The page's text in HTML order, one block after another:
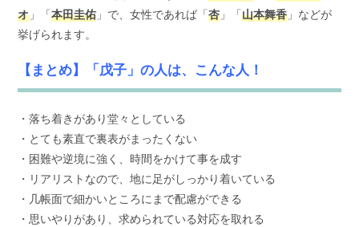
オ 」「本田圭佑 」で、女性であれば「杏 」「山本舞香 」などが
挙げられます。
【まとめ】「戊子」の人は、こんな人！
・落ち着きがあり堂々としている
・とても素直で裏表がまったくない
・困難や逆境に強く、時間をかけて事を成す
・リアリストなので、地に足がしっかり着いている
・几帳面で細かいところにまで配慮ができる
・思いやりがあり、求められている対応を取れる